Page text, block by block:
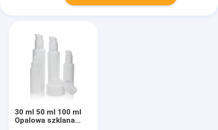
30 ml 50 ml 100 ml
Opalowa szklana